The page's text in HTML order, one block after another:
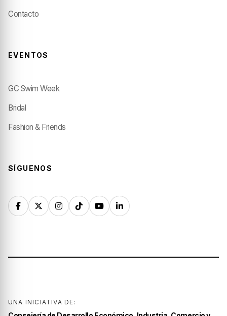
Contacto
EVENTOS
GC Swim Week
Bridal
Fashion & Friends
SÍGUENOS
UNA INICIATIVA DE: